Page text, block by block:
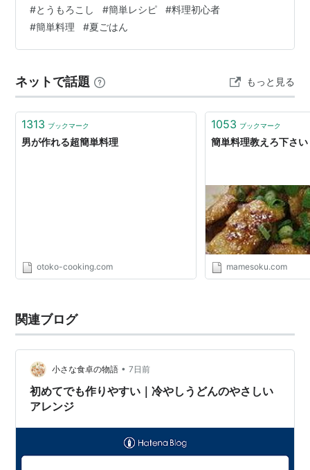
を使う前に、とうもろこしが転がらないよう安定させる
ことが大切です。 加熱は一つの方法から覚える 鍋でゆで
る、電子レンジで加熱する、フライパンで蒸し焼きにす
いやすい道具を一つ選びます。加熱時間は大きさや本数
で変わるため、レシピの表示と状態を見ながら…
#とうもろこし #簡単レシピ #料理初心者
#簡単料理 #夏ごはん
ネットで話題 もっと見る
1313 ブックマーク
男が作れる超簡単料理
otoko-cooking.com
1053 ブックマーク
簡単料理教えろ下さい
mamesoku.com
関連ブログ
小さな食卓の物語 • 7日前
初めてでも作りやすい｜冷やしうどんのやさしい
アレンジ